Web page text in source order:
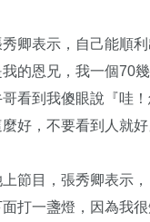
卿表示，自己能順
的恩兄，我一個70
看到我傻眼說『哇
好，不要看到人就好
節目，張秀卿表示
打一盞燈，因為我